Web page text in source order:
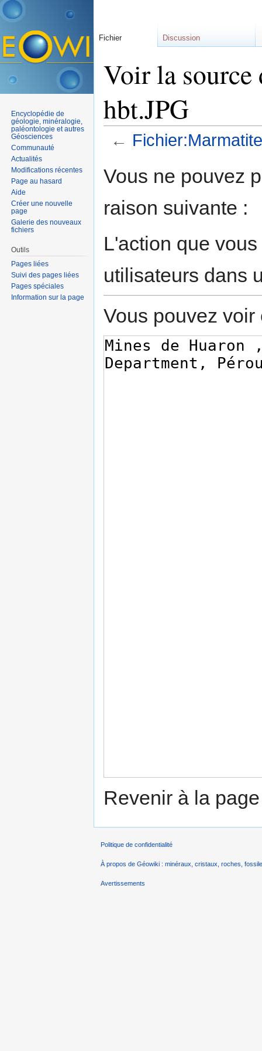
Voir la
hbt.JPG
←
Vous ne pouvez
raison suivante :
L'action que
utilisateurs dans
Vous pouvez
Revenir à la
Fichier Discussion
Encyclopédie de
géologie, minéralogie,
paléontologie et autres
Géosciences
Communauté
Actualités
Modifications récentes
Page au hasard
Aide
Créer une nouvelle
page
Galerie des nouveaux
fichiers
Outils
Pages liées
Suivi des pages liées
Pages spéciales
Information sur la page
Politique de confidentialité
À propos de Géowiki : minéraux, cristaux, roches,
Avertissements